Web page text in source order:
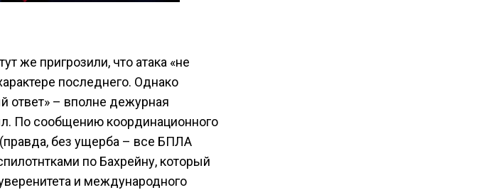
же пригрозили, что атака «не
последнего. Однако
ответ» – вполне дежурная
По сообщению координационного
без ущерба – все БПЛА
по Бахрейну, который
и международного